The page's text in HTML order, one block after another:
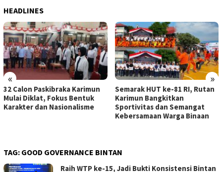
HEADLINES
« »
32 Calon Paskibraka Karimun
Mulai Diklat, Fokus Bentuk
Karakter dan Nasionalisme
Semarak HUT ke-81 RI, Rutan
Karimun Bangkitkan
Sportivitas dan Semangat
Kebersamaan Warga Binaan
TAG: GOOD GOVERNANCE BINTAN
Raih WTP ke-15, Jadi Bukti Konsistensi Bintan